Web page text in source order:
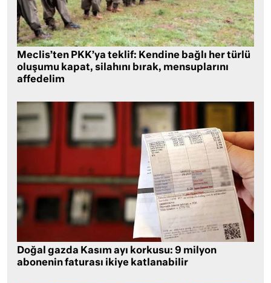
Meclis’ten PKK’ya teklif: Kendine bağlı her türlü
oluşumu kapat, silahını bırak, mensuplarını
affedelim
Doğal gazda Kasım ayı korkusu: 9 milyon
abonenin faturası ikiye katlanabilir